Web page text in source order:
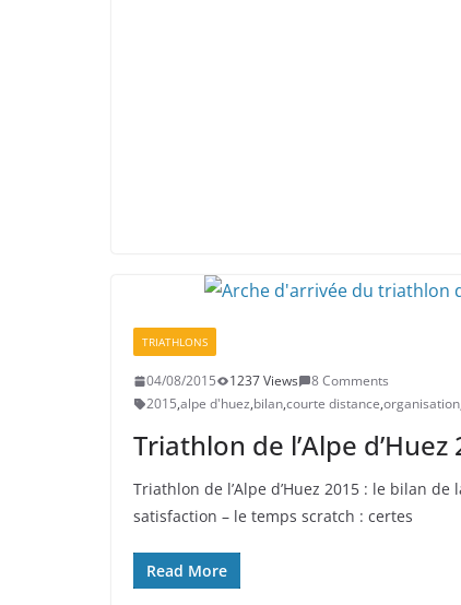
TRIATHLONS
04/08/2015 1237 Views
8 Comments
2015,alpe d'huez,bilan,courte distance,organisation
Triathlon de l’Alpe
Triathlon de l’Alpe d’Huez 2015 : le bilan de
satisfaction – le temps scratch : certes
Read More